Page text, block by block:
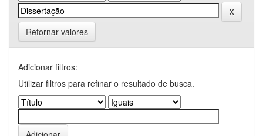
Retornar valores
Adicionar filtros:
Utilizar filtros para refinar o resultado de busca.